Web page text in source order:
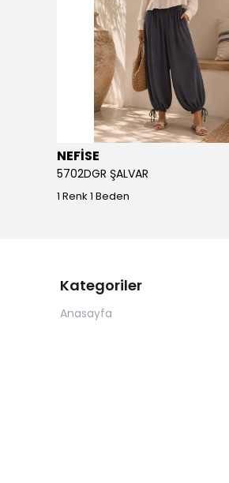
NEFİSE
5702DGR ŞALVAR
1 Renk 1 Beden
Kategoriler
Anasayfa